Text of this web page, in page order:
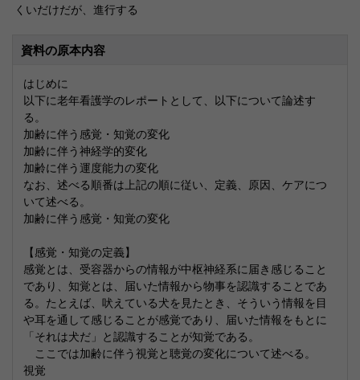
くいだけだが、進行する
資料の原本内容
はじめに
以下に老年看護学のレポートとして、以下について論述す
る。
加齢に伴う感覚・知覚の変化
加齢に伴う神経学的変化
加齢に伴う運度能力の変化
なお、述べる順番は上記の順に従い、定義、原因、ケアにつ
いて述べる。
加齢に伴う感覚・知覚の変化
【感覚・知覚の定義】
感覚とは、受容器からの情報が中枢神経系に届き感じること
であり、知覚とは、届いた情報から物事を認識することであ
る。たとえば、吠えている犬を見たとき、そういう情報を目
や耳を通して感じることが感覚であり、届いた情報をもとに
「それは犬だ」と認識することが知覚である。
ここでは加齢に伴う視覚と聴覚の変化について述べる。
視覚